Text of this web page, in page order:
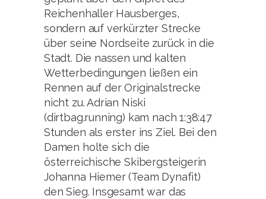
Reichenhaller Hausberges,
sondern auf verkürzter Strecke
über seine Nordseite zurück in die
Stadt. Die nassen und kalten
Wetterbedingungen ließen ein
Rennen auf der Originalstrecke
nicht zu. Adrian Niski
(dirtbag.running) kam nach 1:38:47
Stunden als erster ins Ziel. Bei den
Damen holte sich die
österreichische Skibergsteigerin
Johanna Hiemer (Team Dynafit)
den Sieg. Insgesamt war das